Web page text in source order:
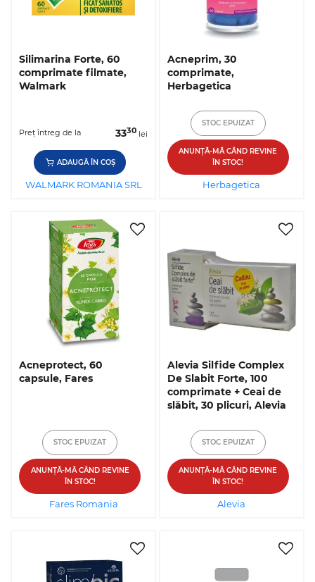
Silimarina Forte, 60
comprimate filmate,
Walmark
Preț întreg de la 3330 lei
ADAUGĂ ÎN COȘ
WALMARK ROMANIA SRL
Acneprim, 30
comprimate,
Herbagetica
STOC EPUIZAT
ANUNȚĂ-MĂ CÂND REVINE
ÎN STOC!
Herbagetica
Acneprotect, 60
capsule, Fares
STOC EPUIZAT
ANUNȚĂ-MĂ CÂND REVINE
ÎN STOC!
Fares Romania
Alevia Silfide Complex
De Slabit Forte, 100
comprimate + Ceai de
slăbit, 30 plicuri, Alevia
STOC EPUIZAT
ANUNȚĂ-MĂ CÂND REVINE
ÎN STOC!
Alevia